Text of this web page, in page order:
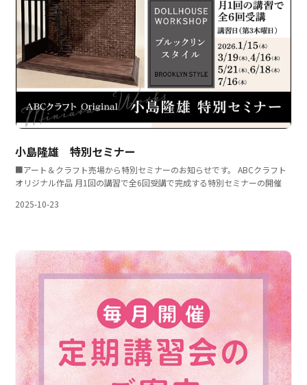
2025-10-23
小島隆雄 特別セミナー
■アート＆クラフト売場から特別セミナーのお知らせです。 ABCクラフト
オリジナル作品 月1回の講習で全6回受講で完成する特別セミナーの開催